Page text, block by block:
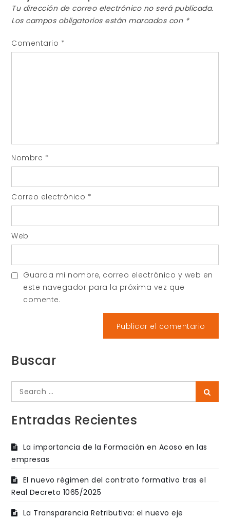
Tu dirección de correo electrónico no será publicada.
Los campos obligatorios están marcados con *
Comentario *
Nombre *
Correo electrónico *
Web
Guarda mi nombre, correo electrónico y web en
este navegador para la próxima vez que
comente.
Buscar
Search
for:
Entradas Recientes
La importancia de la Formación en Acoso en las
empresas
El nuevo régimen del contrato formativo tras el
Real Decreto 1065/2025
La Transparencia Retributiva: el nuevo eje